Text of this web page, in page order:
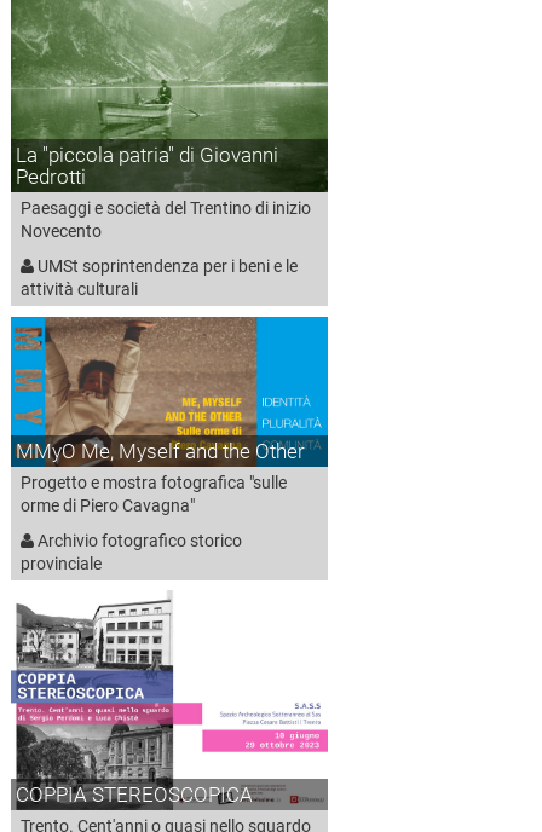
La "piccola patria" di Giovanni
Pedrotti
Paesaggi e società del Trentino di inizio
Novecento
UMSt soprintendenza per i beni e le
attività culturali
MMyO Me, Myself and the Other
Progetto e mostra fotografica "sulle
orme di Piero Cavagna"
Archivio fotografico storico
provinciale
COPPIA STEREOSCOPICA
Trento. Cent'anni o quasi nello sguardo